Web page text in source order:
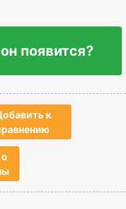
появится?
к